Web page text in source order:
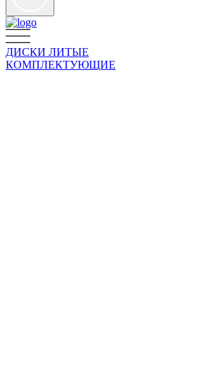
ДИСКИ ЛИТЫЕ
КОМПЛЕКТУЮЩИЕ